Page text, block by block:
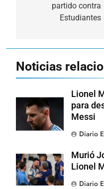
partido contra
Estudiantes
Noticias
Lionel
para
Messi
Diario
Murió
Lionel
Diario